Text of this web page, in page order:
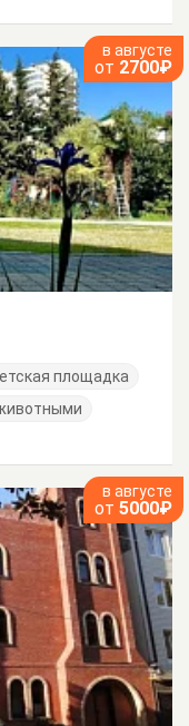
в августе
от 2700₽
площадка
в августе
от 5000₽